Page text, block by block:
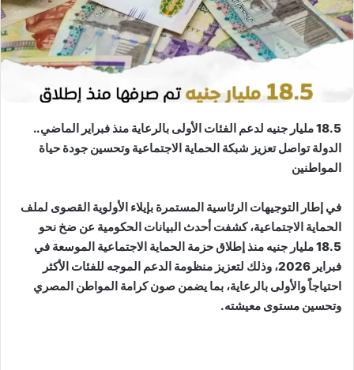
​18.5 مليار جنيه لدعم الفئات الأولى بالرعاية منذ فبراير الماضي..
الدولة تواصل تعزيز شبكة الحماية الاجتماعية وتحسين جودة حياة
المواطنين
​​في إطار التوجيهات الرئاسية المستمرة بإيلاء الأولوية القصوى لملف
الحماية الاجتماعية، كشفت أحدث البيانات الحكومية عن ضخ نحو
18.5 مليار جنيه منذ إطلاق حزمة الحماية الاجتماعية الموسعة في
فبراير 2026، وذلك لتعزيز منظومة الدعم الموجه للفئات الأكثر
احتياجاً والأولى بالرعاية، بما يضمن صون كرامة المواطن المصري
وتحسين مستوى معيشته.